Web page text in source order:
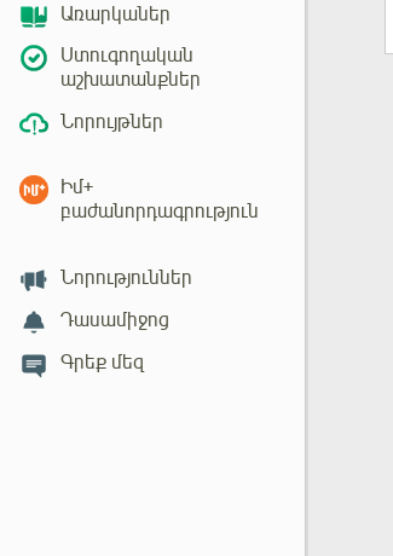
Առարկաներ
Ստուգողական
աշխատանքներ
Նորույթներ
Իմ+
բաժանորդագրություն
Նորություններ
Դասամիջոց
Գրեք մեզ